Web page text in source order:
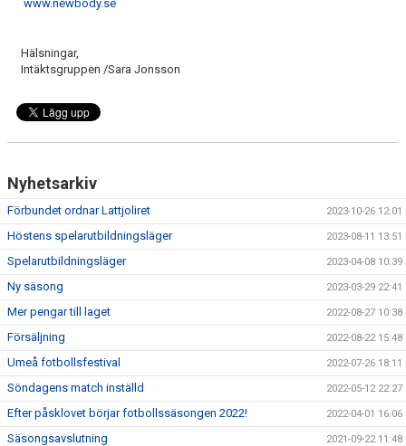
www.newbody.se
Hälsningar,
Intäktsgruppen /Sara Jonsson
Nyhetsarkiv
Förbundet ordnar Lattjoliret 2023-10-26 12:01
Höstens spelarutbildningsläger 2023-08-11 13:51
Spelarutbildningsläger 2023-04-08 10:39
Ny säsong 2023-03-29 22:41
Mer pengar till laget 2022-08-27 10:38
Försäljning 2022-08-22 15:48
Umeå fotbollsfestival 2022-07-26 18:11
Söndagens match inställd 2022-05-12 22:27
Efter påsklovet börjar fotbollssäsongen 2022! 2022-04-01 16:06
Säsongsavslutning 2021-09-22 11:48